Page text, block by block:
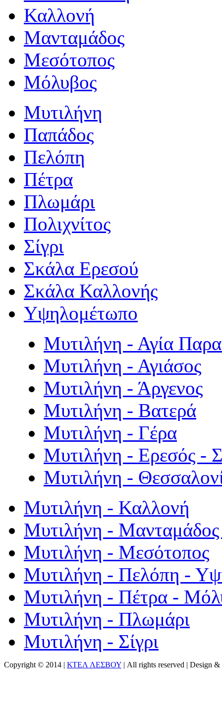
Καλλονή
Μανταμάδος
Μεσότοπος
Μόλυβος
Μυτιλήνη
Παπάδος
Πελόπη
Πέτρα
Πλωμάρι
Πολιχνίτος
Σίγρι
Σκάλα Ερεσού
Σκάλα Καλλονής
Υψηλομέτωπο
Μυτιλήνη - Αγία
Μυτιλήνη - Αγιάσος
Μυτιλήνη - Άργενος
Μυτιλήνη - Βατερά
Μυτιλήνη - Γέρα
Μυτιλήνη - Ερεσός -
Μυτιλήνη -
Μυτιλήνη - Καλλονή
Μυτιλήνη - Μανταμάδος
Μυτιλήνη - Μεσότοπος
Μυτιλήνη - Πελόπη -
Μυτιλήνη - Πέτρα -
Μυτιλήνη - Πλωμάρι
Μυτιλήνη - Σίγρι
Copyright © 2014 | ΚΤΕΛ ΛΕΣΒΟΥ | All rights reserved | Design &